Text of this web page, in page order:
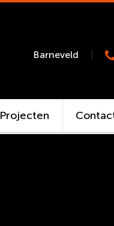
Barneveld
Projecten